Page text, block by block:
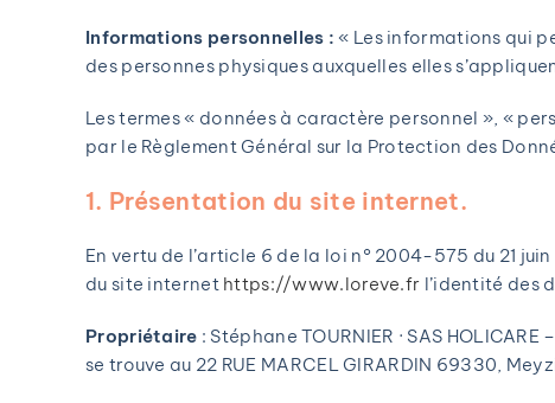
Informations personnelles : « Les informations qui
des personnes physiques auxquelles elles
Les termes « données à caractère personnel », «
par le Règlement Général sur la Protection des
1. Présentation du site internet.
En vertu de l’article 6 de la loi n° 2004-575 du 21
du site internet https://www.loreve.fr l’identité des
Propriétaire : Stéphane TOURNIER · SAS
se trouve au 22 RUE MARCEL GIRARDIN 69330,